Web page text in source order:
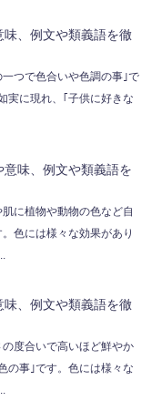
味、例文や類義語を徹
一つで色合いや色調の事｣で
実に現れ、｢子供に好きな
意味、例文や類義語を
肌に植物や動物の色など自
色には様々な効果があり
味、例文や類義語を徹
の度合いで高いほど鮮やか
の事｣です。色には様々な